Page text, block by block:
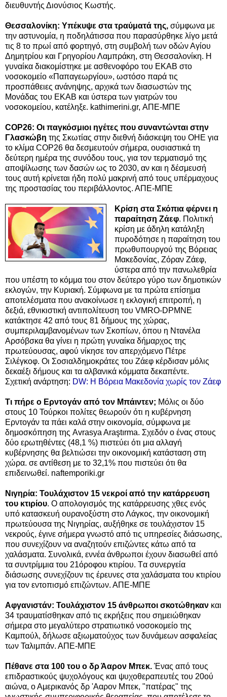
διευθυντής Διονύσιος Κωστής.
Θεσσαλονίκη: Υπέκυψε στα τραύματά της, σύμφωνα με
την αστυνομία, η ποδηλάτισσα που παρασύρθηκε λίγο μετά
τις 8 το πρωί από φορτηγό, στη συμβολή των οδών Αγίου
Δημητρίου και Γρηγορίου Λαμπράκη, στη Θεσσαλονίκη. Η
γυναίκα διακομίστηκε με ασθενοφόρο του ΕΚΑΒ στο
νοσοκομείο «Παπαγεωργίου», ωστόσο παρά τις
προσπάθειες ανάνηψης, αρχικά των διασωστών της
Μονάδας του ΕΚΑΒ και ύστερα των γιατρών του
νοσοκομείου, κατέληξε. kathimerini.gr, ΑΠΕ-ΜΠΕ
COP26: Οι παγκόσμιοι ηγέτες που συναντώνται στην
Γλασκώβη της Σκωτίας στην διεθνή διάσκεψη του ΟΗΕ για
το κλίμα COP26 θα δεσμευτούν σήμερα, ουσιαστικά τη
δεύτερη ημέρα της συνόδου τους, για τον τερματισμό της
αποψίλωσης των δασών ως το 2030, αν και η δέσμευσή
τους αυτή κρίνεται ήδη πολύ μακρινή από τους υπέρμαχους
της προστασίας του περιβάλλοντος. ΑΠΕ-ΜΠΕ
Κρίση στα Σκόπια φέρνει η
παραίτηση Ζάεφ. Πολιτική
κρίση με άδηλη κατάληξη
πυροδότησε η παραίτηση του
πρωθυπουργού της Βόρειας
Μακεδονίας, Ζόραν Ζάεφ,
ύστερα από την πανωλεθρία
που υπέστη το κόμμα του στον δεύτερο γύρο των δημοτικών
εκλογών, την Κυριακή. Σύμφωνα με τα πρώτα επίσημα
αποτελέσματα που ανακοίνωσε η εκλογική επιτροπή, η
δεξιά, εθνικιστική αντιπολίτευση του VMRO-DPMNE
κατάκτησε 42 από τους 81 δήμους της χώρας,
συμπεριλαμβανομένων των Σκοπίων, όπου η Ντανέλα
Αρσόβσκα θα γίνει η πρώτη γυναίκα δήμαρχος της
πρωτεύουσας, αφού νίκησε τον απερχόμενο Πέτρε
Σιλέγκοφ. Οι Σοσιαλδημοκράτες του Ζάεφ κέρδισαν μόλις
δεκαέξι δήμους και τα αλβανικά κόμματα δεκαπέντε.
Σχετική ανάρτηση: DW: Η Βόρεια Μακεδονία χωρίς τον Ζάεφ
Τι πήρε o Ερντογάν από τον Μπάιντεν; Μόλις οι δύο
στους 10 Τούρκοι πολίτες θεωρούν ότι η κυβέρνηση
Ερντογάν τα πάει καλά στην οικονομία, σύμφωνα με
δημοσκόπηση της Avrasya Araştırma. Σχεδόν ο ένας στους
δύο ερωτηθέντες (48,1 %) πιστεύει ότι μια αλλαγή
κυβέρνησης θα βελτιώσει την οικονομική κατάσταση στη
χώρα. σε αντίθεση με το 32,1% που πιστεύει ότι θα
επιδεινωθεί. naftemporiki.gr
Νιγηρία: Τουλάχιστον 15 νεκροί από την κατάρρευση
του κτιρίου. Ο απολογισμός της κατάρρευσης χθες ενός
υπό κατασκευή ουρανοξύστη στο Λάγκος, την οικονομική
πρωτεύουσα της Νιγηρίας, αυξήθηκε σε τουλάχιστον 15
νεκρούς, έγινε σήμερα γνωστό από τις υπηρεσίες διάσωσης,
που συνεχίζουν να αναζητούν επιζώντες κάτω από τα
χαλάσματα. Συνολικά, εννέα άνθρωποι έχουν διασωθεί από
τα συντρίμμια του 21όροφου κτιρίου. Tα συνεργεία
διάσωσης συνεχίζουν τις έρευνες στα χαλάσματα του κτιρίου
για τον εντοπισμό επιζώντων. ΑΠΕ-ΜΠΕ
Αφγανιστάν: Τουλάχιστον 15 άνθρωποι σκοτώθηκαν και
34 τραυματίσθηκαν από τις εκρήξεις που σημειώθηκαν
σήμερα στο μεγαλύτερο στρατιωτικό νοσοκομείο της
Καμπούλ, δήλωσε αξιωματούχος των δυνάμεων ασφαλείας
των Ταλιμπάν. ΑΠΕ-ΜΠΕ
Πέθανε στα 100 του ο δρ Άαρον Μπεκ. Ένας από τους
επιδραστικούς ψυχολόγους και ψυχοθεραπευτές του 20ού
αιώνα, ο Αμερικανός δρ 'Ααρον Μπεκ, "πατέρας" της